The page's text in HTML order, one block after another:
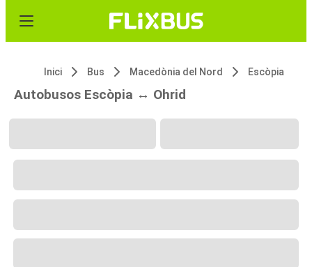
Inici Bus Macedònia del Nord Escòpia
Autobusos Escòpia ↔ Ohrid